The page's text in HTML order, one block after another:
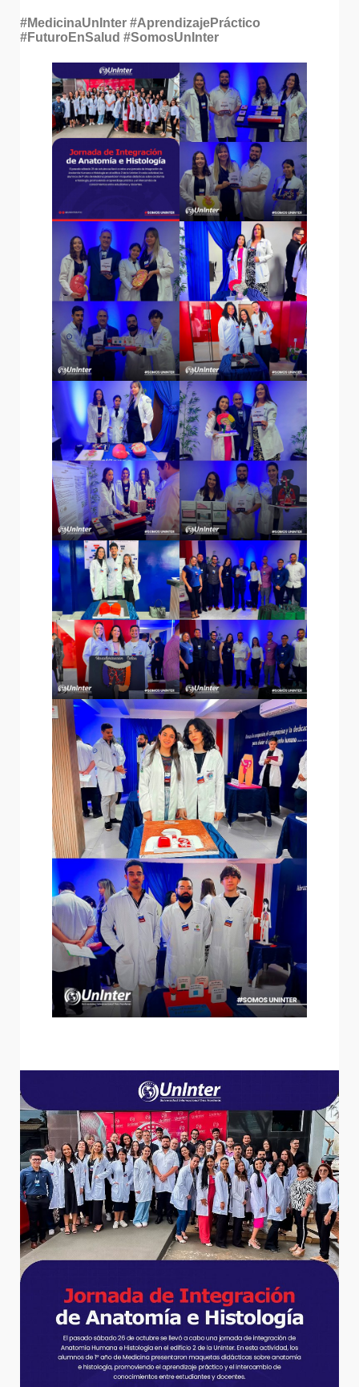
#MedicinaUnInter #AprendizajePráctico
#FuturoEnSalud #SomosUnInter